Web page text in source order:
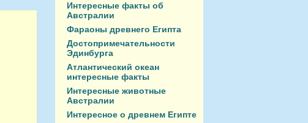
Интересные факты об
Австралии
Фараоны древнего Египта
Достопримечательности
Эдинбурга
Атлантический океан
интересные факты
Интересные животные
Австралии
Интересное о древнем Египте